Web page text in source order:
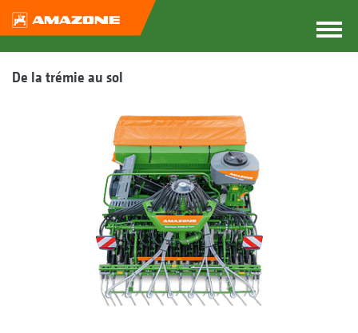
De la trémie au sol